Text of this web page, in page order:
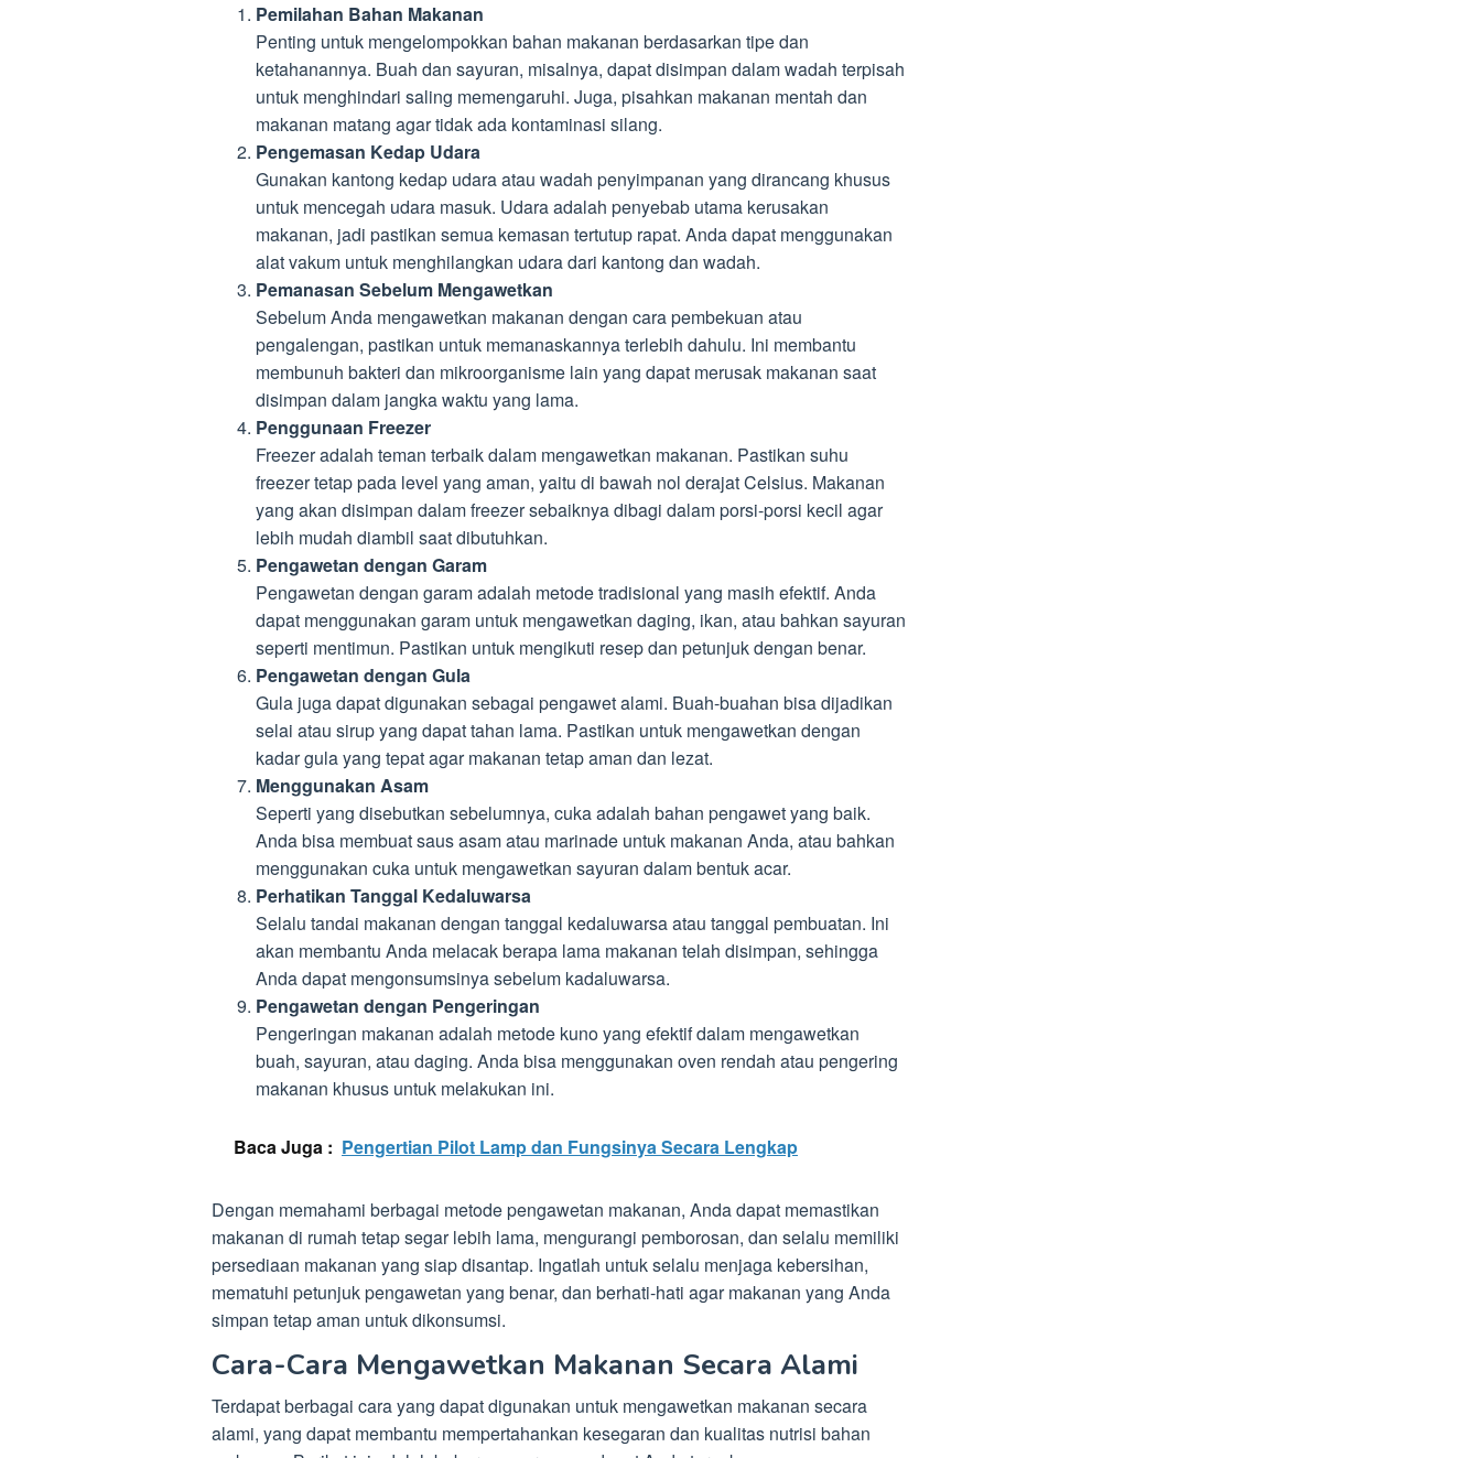
Pemilahan Bahan Makanan
Penting untuk mengelompokkan bahan makanan berdasarkan tipe dan
ketahanannya. Buah dan sayuran, misalnya, dapat disimpan dalam wadah terpisah
untuk menghindari saling memengaruhi. Juga, pisahkan makanan mentah dan
makanan matang agar tidak ada kontaminasi silang.
Pengemasan Kedap Udara
Gunakan kantong kedap udara atau wadah penyimpanan yang dirancang khusus
untuk mencegah udara masuk. Udara adalah penyebab utama kerusakan
makanan, jadi pastikan semua kemasan tertutup rapat. Anda dapat menggunakan
alat vakum untuk menghilangkan udara dari kantong dan wadah.
Pemanasan Sebelum Mengawetkan
Sebelum Anda mengawetkan makanan dengan cara pembekuan atau
pengalengan, pastikan untuk memanaskannya terlebih dahulu. Ini membantu
membunuh bakteri dan mikroorganisme lain yang dapat merusak makanan saat
disimpan dalam jangka waktu yang lama.
Penggunaan Freezer
Freezer adalah teman terbaik dalam mengawetkan makanan. Pastikan suhu
freezer tetap pada level yang aman, yaitu di bawah nol derajat Celsius. Makanan
yang akan disimpan dalam freezer sebaiknya dibagi dalam porsi-porsi kecil agar
lebih mudah diambil saat dibutuhkan.
Pengawetan dengan Garam
Pengawetan dengan garam adalah metode tradisional yang masih efektif. Anda
dapat menggunakan garam untuk mengawetkan daging, ikan, atau bahkan sayuran
seperti mentimun. Pastikan untuk mengikuti resep dan petunjuk dengan benar.
Pengawetan dengan Gula
Gula juga dapat digunakan sebagai pengawet alami. Buah-buahan bisa dijadikan
selai atau sirup yang dapat tahan lama. Pastikan untuk mengawetkan dengan
kadar gula yang tepat agar makanan tetap aman dan lezat.
Menggunakan Asam
Seperti yang disebutkan sebelumnya, cuka adalah bahan pengawet yang baik.
Anda bisa membuat saus asam atau marinade untuk makanan Anda, atau bahkan
menggunakan cuka untuk mengawetkan sayuran dalam bentuk acar.
Perhatikan Tanggal Kedaluwarsa
Selalu tandai makanan dengan tanggal kedaluwarsa atau tanggal pembuatan. Ini
akan membantu Anda melacak berapa lama makanan telah disimpan, sehingga
Anda dapat mengonsumsinya sebelum kadaluwarsa.
Pengawetan dengan Pengeringan
Pengeringan makanan adalah metode kuno yang efektif dalam mengawetkan
buah, sayuran, atau daging. Anda bisa menggunakan oven rendah atau pengering
makanan khusus untuk melakukan ini.
Baca Juga : Pengertian Pilot Lamp dan Fungsinya Secara Lengkap
Dengan memahami berbagai metode pengawetan makanan, Anda dapat memastikan
makanan di rumah tetap segar lebih lama, mengurangi pemborosan, dan selalu memiliki
persediaan makanan yang siap disantap. Ingatlah untuk selalu menjaga kebersihan,
mematuhi petunjuk pengawetan yang benar, dan berhati-hati agar makanan yang Anda
simpan tetap aman untuk dikonsumsi.
Cara-Cara Mengawetkan Makanan Secara Alami
Terdapat berbagai cara yang dapat digunakan untuk mengawetkan makanan secara
alami, yang dapat membantu mempertahankan kesegaran dan kualitas nutrisi bahan